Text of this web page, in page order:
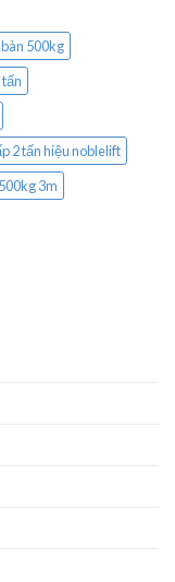
500kg
2 tấn hiệu noblelift
3m